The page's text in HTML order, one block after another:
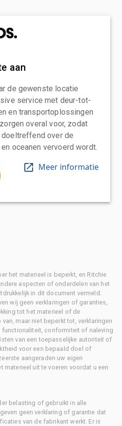
aan
de gewenste locatie
service met deur-tot-
en transportoplossingen
overal voor, zodat
over de
oceanen vervoerd wordt.
Meer informatie
het materieel is beperkt, en Ritchie
aspecten of onderdelen van het
in dit document vermeld.
wij geen verklaringen of garanties,
tot het materieel of de
maar niet beperkt tot, verklaringen
conformiteit of naleving
van een toepasselijke autoriteit of
voor een bepaald doel of
aangeraden uw eigen
materieel uit te voeren voordat u een
belasting of gebruikt in alle
geen verklaring of garantie dat
van de fabrikant werkt. Er is